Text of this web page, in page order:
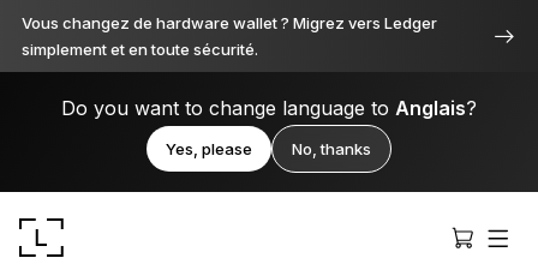
Vous changez de hardware wallet ? Migrez vers Ledger
simplement et en toute sécurité.
Do you want to change language to Anglais?
Yes, please No, thanks